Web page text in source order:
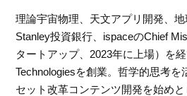
理論宇宙物理、天文アプリ開発、
Stanley投資銀行、ispaceのChief
タートアップ、2023年に上場）を
Technologiesを創業。哲学的思考を
セット改革コンテンツ開発を始めと